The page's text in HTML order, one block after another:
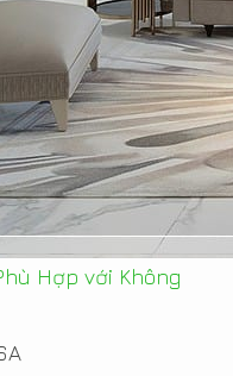
Hợp với Không